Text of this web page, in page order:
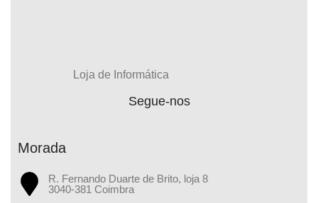
Loja de Informática
Segue-nos
Morada
R. Fernando Duarte de Brito, loja 8
3040-381 Coimbra